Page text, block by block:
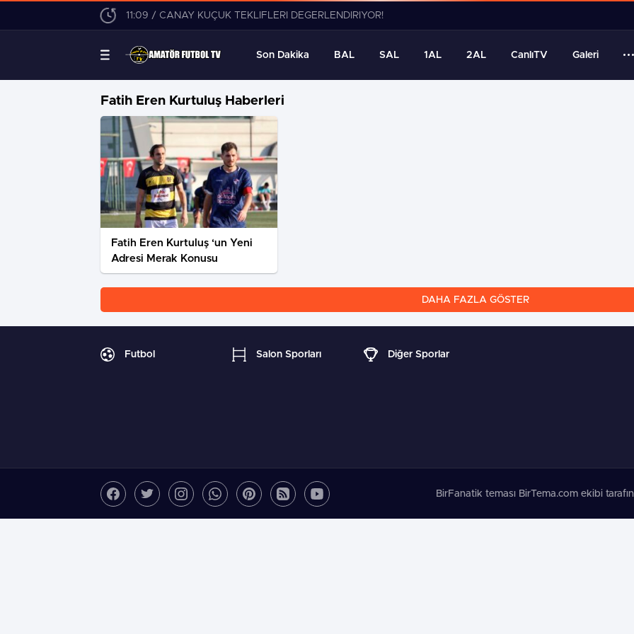
11:09 / CANAY KÜÇÜK TEKLİFLERİ DEĞERLENDİRİYOR!
Son Dakika BAL SAL 1AL 2AL CanlıTV Galeri
Fatih Eren Kurtuluş Haberleri
Fatih Eren Kurtuluş ‘un Yeni
Adresi Merak Konusu
DAHA FAZLA GÖSTER
Futbol Salon Sporları Diğer Sporlar
BirFanatik teması BirTema.com ekibi